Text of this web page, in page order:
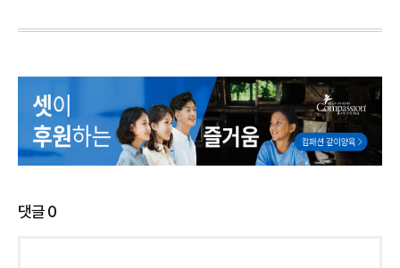
댓글0